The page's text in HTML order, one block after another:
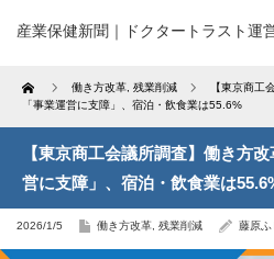
産業保健新聞｜ドクタートラスト運
Home 働き方改革 残業削減
【東京商工
「事業運営に支障」、宿泊・飲食業は55.6%
【東京商工会議所調査】働き方
営に支障」、宿泊・飲食業は
2026/1/5 働き方改革 残業削減 藤原ふ